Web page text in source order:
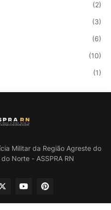
(2)
(3)
(6)
(10)
(1)
Militar da Região Agreste do
Norte - ASSPRA RN